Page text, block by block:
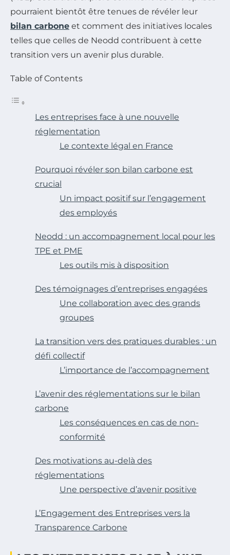
pourraient bientôt être tenues de révéler leur
bilan carbone et comment des initiatives locales
telles que celles de Neodd contribuent à cette
transition vers un avenir plus durable.
Table of Contents
Les entreprises face à une nouvelle
réglementation
Le contexte légal en France
Pourquoi révéler son bilan carbone est
crucial
Un impact positif sur l’engagement
des employés
Neodd : un accompagnement local pour les
TPE et PME
Les outils mis à disposition
Des témoignages d’entreprises engagées
Une collaboration avec des grands
groupes
La transition vers des pratiques durables : un
défi collectif
L’importance de l’accompagnement
L’avenir des réglementations sur le bilan
carbone
Les conséquences en cas de non-
conformité
Des motivations au-delà des
réglementations
Une perspective d’avenir positive
L’Engagement des Entreprises vers la
Transparence Carbone